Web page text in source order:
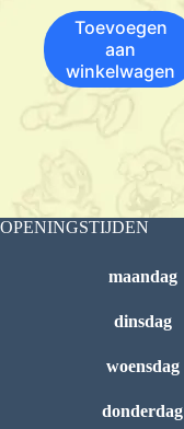
Toevoegen
aan
winkelwagen
OPENINGSTIJDEN
maandag
dinsdag
woensdag
donderdag